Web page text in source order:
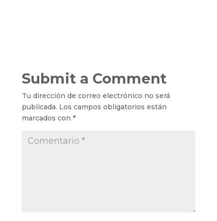
Submit a Comment
Tu dirección de correo electrónico no será
publicada. Los campos obligatorios están
marcados con *